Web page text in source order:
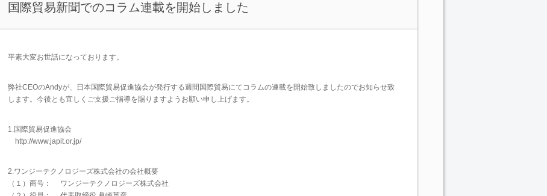
国際貿易新聞でのコラム連載を開始しました
平素大変お世話になっております。
弊社CEOのAndyが、日本国際貿易促進協会が発行する週間国際貿易にてコラムの連載を開始致しましたのでお知らせ致
します。今後とも宜しくご支援ご指導を賜りますようお願い申し上げます。
1.国際貿易促進協会
http://www.japit.or.jp/
2.ワンジーテクノロジーズ株式会社の会社概要
（１）商号： ワンジーテクノロジーズ株式会社